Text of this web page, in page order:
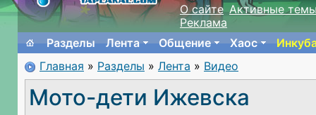
О сайте Активные
Реклама
Разделы
Лента Общение Хаос
Главная » Разделы » Лента » Видео
Мото-дети Ижевска